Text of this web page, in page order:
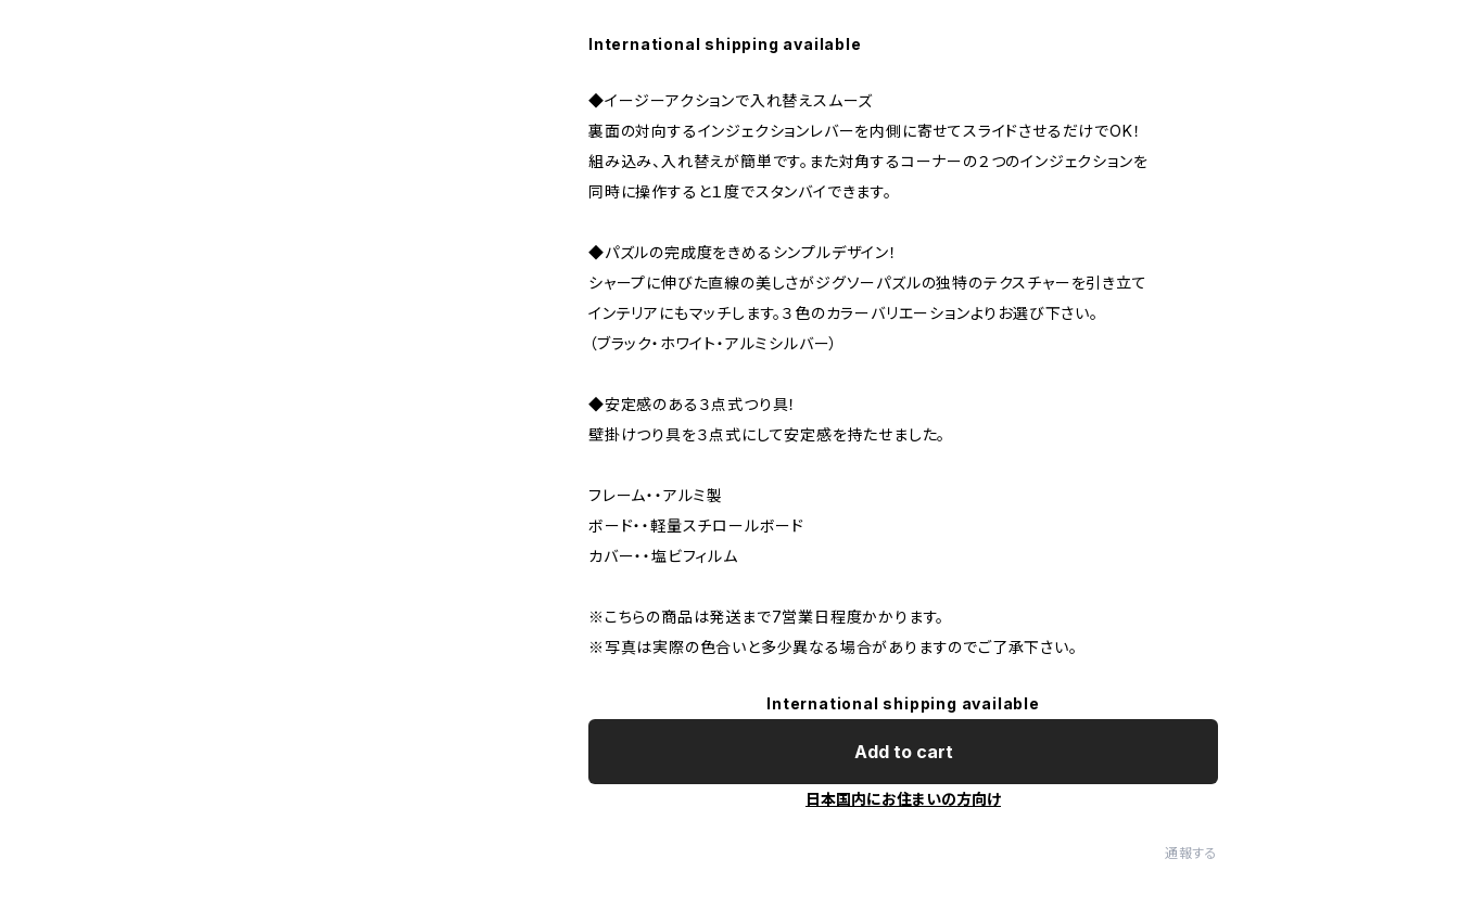
International shipping available
◆イージーアクションで入れ替えスムーズ
裏面の対向するインジェクションレバーを内側に寄せてスライドさせるだけでOK！
組み込み、入れ替えが簡単です。また対角するコーナーの２つのインジェクションを
同時に操作すると１度でスタンバイできます。
◆パズルの完成度をきめるシンプルデザイン！
シャープに伸びた直線の美しさがジグソーパズルの独特のテクスチャーを引き立て
インテリアにもマッチします。３色のカラーバリエーションよりお選び下さい。
（ブラック・ホワイト・アルミシルバー）
◆安定感のある３点式つり具！
壁掛けつり具を３点式にして安定感を持たせました。
フレーム・・アルミ製
ボード・・軽量スチロールボード
カバー・・塩ビフィルム
※こちらの商品は発送まで7営業日程度かかります。
※写真は実際の色合いと多少異なる場合がありますのでご了承下さい。
International shipping available
Add to cart
日本国内にお住まいの方向け
通報する